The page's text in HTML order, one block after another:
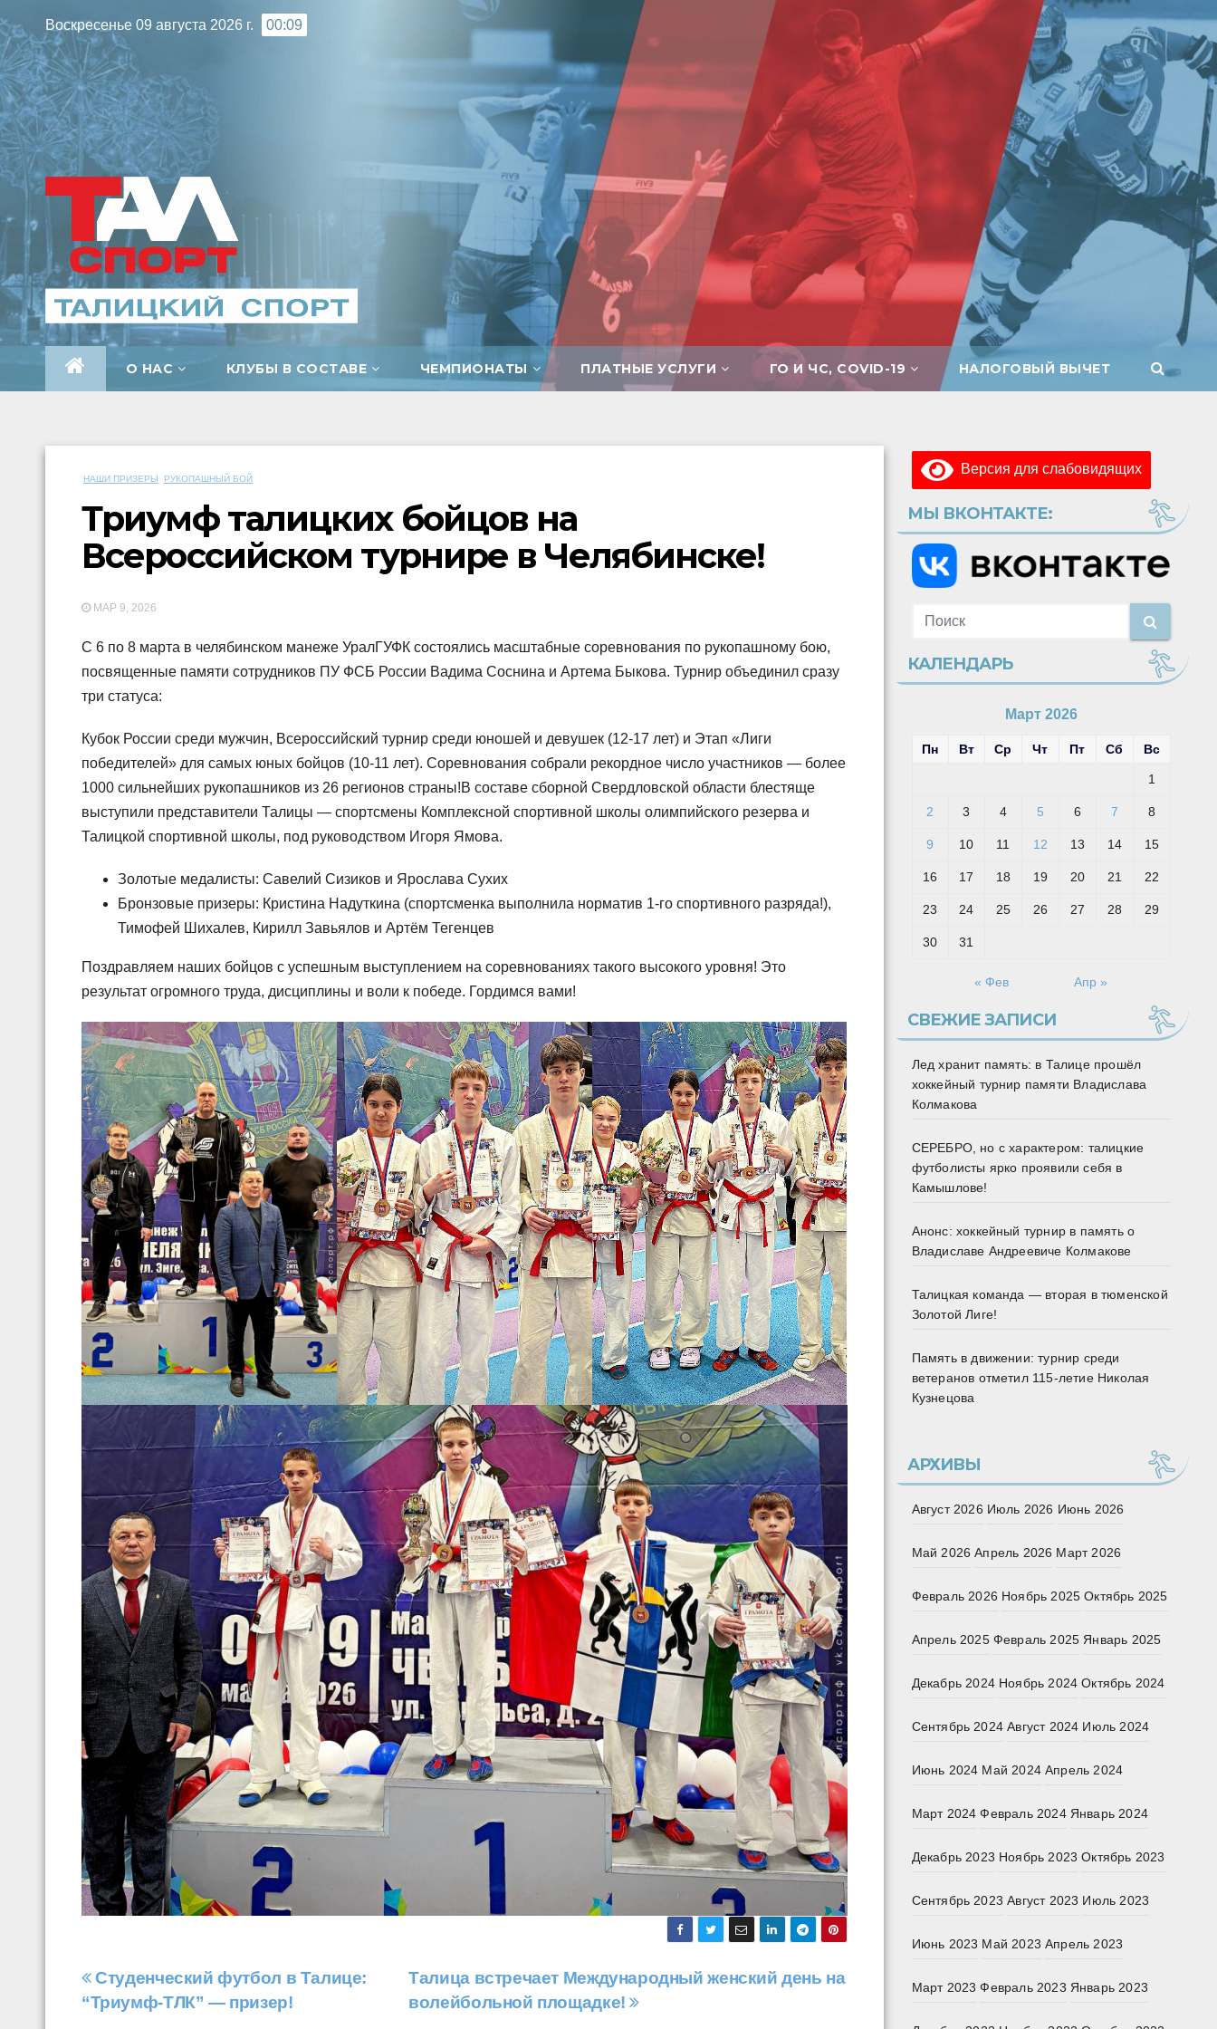
к
содержимому
Воскресенье 09 августа 2026 г. 00:09
О НАС КЛУБЫ В СОСТАВЕ ЧЕМПИОНАТЫ ПЛАТНЫЕ УСЛУГИ ГО И ЧС, COVID-19 НАЛОГОВЫЙ ВЫЧЕТ
НАШИ ПРИЗЕРЫ РУКОПАШНЫЙ БОЙ
Триумф талицких бойцов на
Всероссийском турнире в Челябинске!
МАР 9, 2026
С 6 по 8 марта в челябинском манеже УралГУФК состоялись масштабные соревнования по рукопашному бою,
посвященные памяти сотрудников ПУ ФСБ России Вадима Соснина и Артема Быкова. Турнир объединил сразу
три статуса:
Кубок России среди мужчин, Всероссийский турнир среди юношей и девушек (12-17 лет) и Этап «Лиги
победителей» для самых юных бойцов (10-11 лет). Соревнования собрали рекордное число участников — более
1000 сильнейших рукопашников из 26 регионов страны!В составе сборной Свердловской области блестяще
выступили представители Талицы — спортсмены Комплексной спортивной школы олимпийского резерва и
Талицкой спортивной школы, под руководством Игоря Ямова.
Золотые медалисты: Савелий Сизиков и Ярослава Сухих
Бронзовые призеры: Кристина Надуткина (спортсменка выполнила норматив 1-го спортивного разряда!),
Тимофей Шихалев, Кирилл Завьялов и Артём Тегенцев
Поздравляем наших бойцов с успешным выступлением на соревнованиях такого высокого уровня! Это
результат огромного труда, дисциплины и воли к победе. Гордимся вами!
Навигация
по
Талица встречает Международный женский день на
волейбольной площадке!
️Студенческий футбол в Талице:
“Триумф-ТЛК” — призер!
Версия для слабовидящих
МЫ ВКОНТАКТЕ:
КАЛЕНДАРЬ
Март 2026
Пн Вт Ср Чт Пт Сб Вс
1
2 3 4 5 6 7 8
9 10 11 12 13 14 15
16 17 18 19 20 21 22
23 24 25 26 27 28 29
30 31
« Фев Апр »
СВЕЖИЕ ЗАПИСИ
Лед хранит память: в Талице прошёл
хоккейный турнир памяти Владислава
Колмакова
СЕРЕБРО, но с характером: талицкие
футболисты ярко проявили себя в
Камышлове!
Анонс: хоккейный турнир в память о
Владиславе Андреевиче Колмакове
Талицкая команда — вторая в тюменской
Золотой Лиге!
Память в движении: турнир среди
ветеранов отметил 115‑летие Николая
Кузнецова
АРХИВЫ
Август 2026 Июль 2026 Июнь 2026
Май 2026 Апрель 2026 Март 2026
Февраль 2026 Ноябрь 2025 Октябрь 2025
Апрель 2025 Февраль 2025 Январь 2025
Декабрь 2024 Ноябрь 2024 Октябрь 2024
Сентябрь 2024 Август 2024 Июль 2024
Июнь 2024 Май 2024 Апрель 2024
Март 2024 Февраль 2024 Январь 2024
Декабрь 2023 Ноябрь 2023 Октябрь 2023
Сентябрь 2023 Август 2023 Июль 2023
Июнь 2023 Май 2023 Апрель 2023
Март 2023 Февраль 2023 Январь 2023